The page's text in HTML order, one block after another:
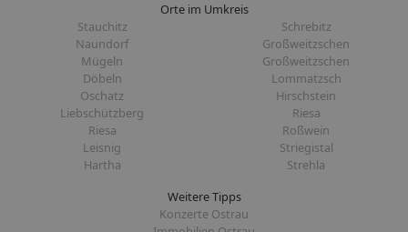
Orte im Umkreis
Stauchitz
Schrebitz
Naundorf
Großweitzschen
Mügeln
Großweitzschen
Döbeln
Lommatzsch
Oschatz
Hirschstein
Liebschützberg
Riesa
Riesa
Roßwein
Leisnig
Striegistal
Hartha
Strehla
Weitere Tipps
Konzerte Ostrau